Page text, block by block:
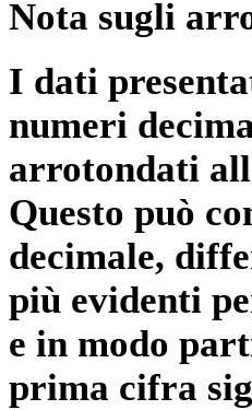
Nota sugli
I dati
numeri
arrotondati
Questo può
decimale,
più evidenti
e in modo
prima cifra